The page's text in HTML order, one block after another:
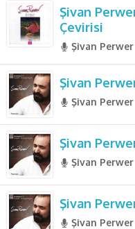
Şivan
Çevirisi
Şivan Perwer
Şivan
Şivan Perwer
Şivan
Şivan Perwer
Şivan
Şivan Perwer